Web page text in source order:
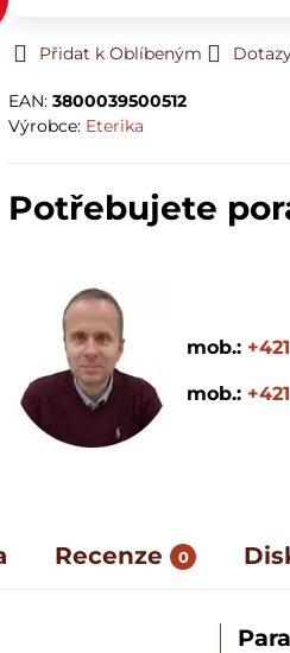
Přidat k Oblíbeným
EAN:3800039500512
Výrobce: Eterika
Potřebujete
mob.:
mob.:
Recenze 0